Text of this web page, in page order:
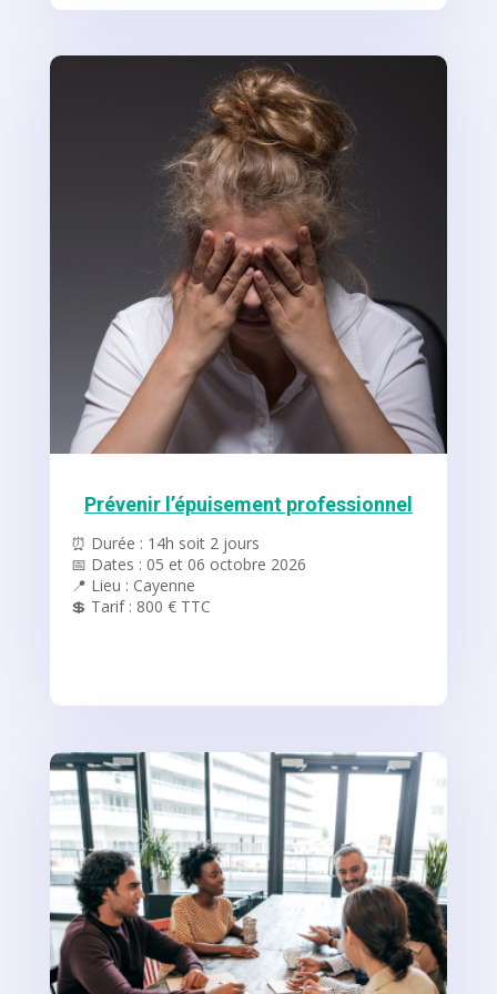
Prévenir l’épuisement professionnel
⏰ Durée : 14h soit 2 jours
📅 Dates : 05 et 06 octobre 2026
📍 Lieu : Cayenne
💲 Tarif : 800 € TTC